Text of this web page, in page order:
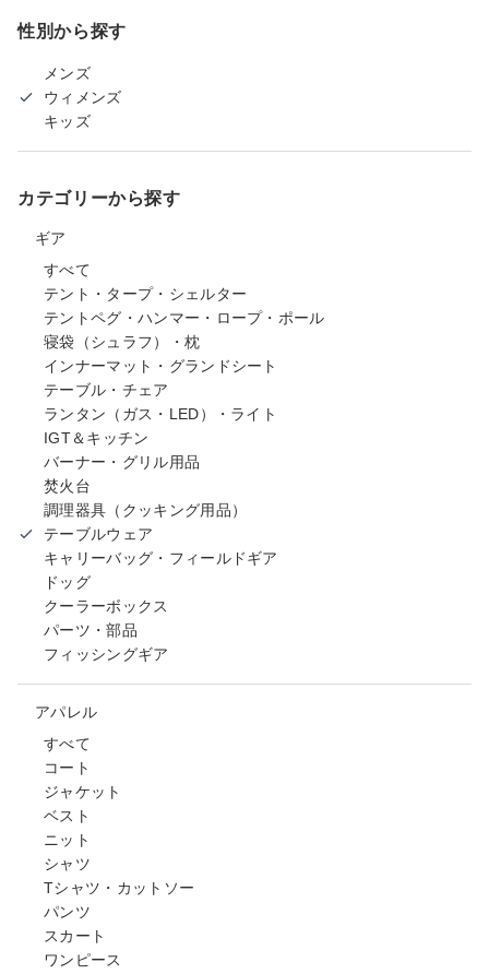
性別から探す
メンズ
ウィメンズ
キッズ
カテゴリーから探す
ギア
すべて
テント・タープ・シェルター
テントペグ・ハンマー・ロープ・ポール
寝袋（シュラフ）・枕
インナーマット・グランドシート
テーブル・チェア
ランタン（ガス・LED）・ライト
IGT＆キッチン
バーナー・グリル用品
焚火台
調理器具（クッキング用品）
テーブルウェア
キャリーバッグ・フィールドギア
ドッグ
クーラーボックス
パーツ・部品
フィッシングギア
アパレル
すべて
コート
ジャケット
ベスト
ニット
シャツ
Tシャツ・カットソー
パンツ
スカート
ワンピース